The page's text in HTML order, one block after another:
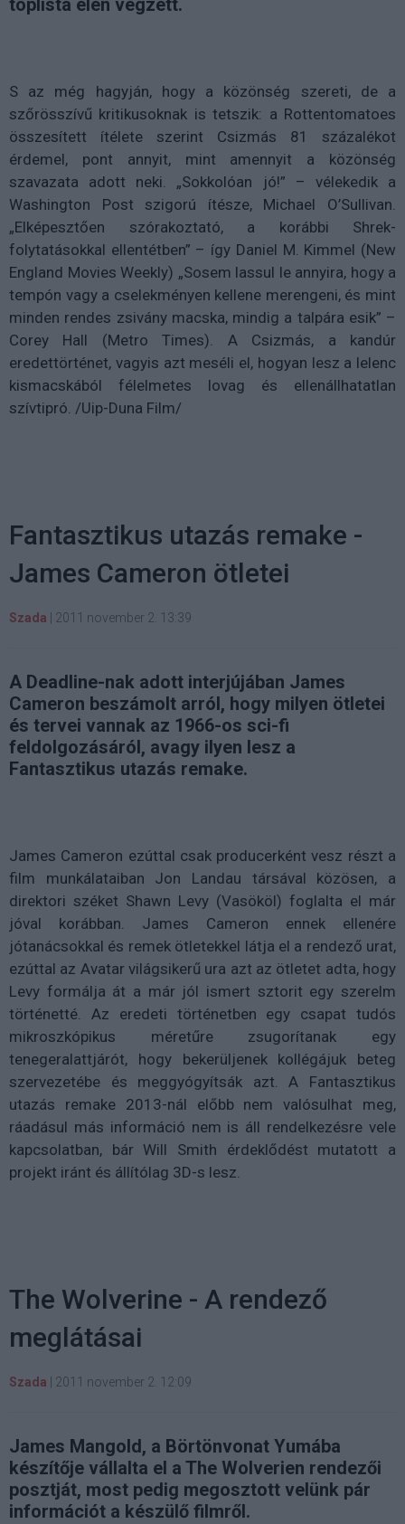
toplista élén végzett.
S az még hagyján, hogy a közönség szereti, de a
szőrösszívű kritikusoknak is tetszik: a Rottentomatoes
összesített ítélete szerint Csizmás 81 százalékot
érdemel, pont annyit, mint amennyit a közönség
szavazata adott neki. „Sokkolóan jó!” – vélekedik a
Washington Post szigorú ítésze, Michael O’Sullivan.
„Elképesztően szórakoztató, a korábbi Shrek-
folytatásokkal ellentétben” – így Daniel M. Kimmel (New
England Movies Weekly) „Sosem lassul le annyira, hogy a
tempón vagy a cselekményen kellene merengeni, és mint
minden rendes zsivány macska, mindig a talpára esik” –
Corey Hall (Metro Times). A Csizmás, a kandúr
eredettörténet, vagyis azt meséli el, hogyan lesz a lelenc
kismacskából félelmetes lovag és ellenállhatatlan
szívtipró. /Uip-Duna Film/
Fantasztikus utazás remake -
James Cameron ötletei
Szada 2011 november 2. 13:39
A Deadline-nak adott interjújában James
Cameron beszámolt arról, hogy milyen ötletei
és tervei vannak az 1966-os sci-fi
feldolgozásáról, avagy ilyen lesz a
Fantasztikus utazás remake.
James Cameron ezúttal csak producerként vesz részt a
film munkálataiban Jon Landau társával közösen, a
direktori széket Shawn Levy (Vasököl) foglalta el már
jóval korábban. James Cameron ennek ellenére
jótanácsokkal és remek ötletekkel látja el a rendező urat,
ezúttal az Avatar világsikerű ura azt az ötletet adta, hogy
Levy formálja át a már jól ismert sztorit egy szerelm
történetté. Az eredeti történetben egy csapat tudós
mikroszkópikus méretűre zsugorítanak egy
tenegeralattjárót, hogy bekerüljenek kollégájuk beteg
szervezetébe és meggyógyítsák azt. A Fantasztikus
utazás remake 2013-nál előbb nem valósulhat meg,
ráadásul más információ nem is áll rendelkezésre vele
kapcsolatban, bár Will Smith érdeklődést mutatott a
projekt iránt és állítólag 3D-s lesz.
The Wolverine - A rendező
meglátásai
Szada 2011 november 2. 12:09
James Mangold, a Börtönvonat Yumába
készítője vállalta el a The Wolverien rendezői
posztját, most pedig megosztott velünk pár
információt a készülő filmről.